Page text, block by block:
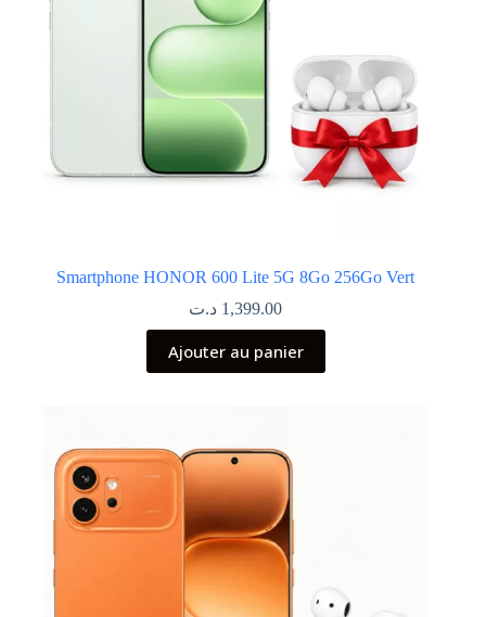
Smartphone HONOR 600 Lite 5G 8Go 256Go Vert
1,399.00 د.ت
Ajouter au panier